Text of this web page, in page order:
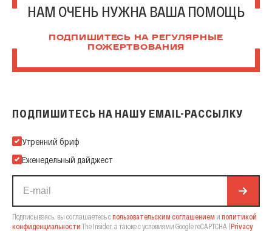
НАМ ОЧЕНЬ НУЖНА ВАША ПОМОЩЬ
ПОДПИШИТЕСЬ НА РЕГУЛЯРНЫЕ
ПОЖЕРТВОВАНИЯ
ПОДПИШИТЕСЬ НА НАШУ EMAIL-РАССЫЛКУ
Подпишитесь на нашу Email-рассылку
Утренний бриф
Еженедельный дайджест
Подписываясь, вы соглашаетесь спользовательским соглашением и политикой
конфиденциальности The Insider, а также с условиями Google reCAPTCHA (Privacy